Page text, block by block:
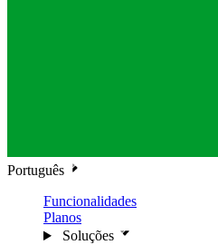
Português
Funcionalidades
Planos
Soluções